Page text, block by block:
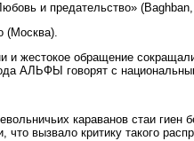
и предательство»
(Москва).
и жестокое обращение
АЛЬФЫ говорят с
караванов стаи
что вызвало критику такого